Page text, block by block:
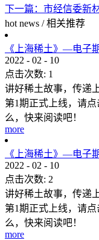
下一篇： 市经信委新
hot news / 相关推荐
《上海稀土》—电子
2022 - 02 - 10
点击次数: 1
讲好稀土故事，传递
第1期正式上线，请
么，快来阅读吧！
more
《上海稀土》—电子
2022 - 02 - 10
点击次数: 2
讲好稀土故事，传递
第1期正式上线，请
么，快来阅读吧！
more